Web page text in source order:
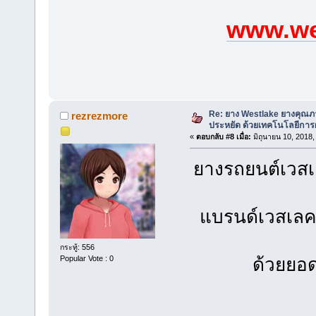
rezrezmore
กระทู้: 556
Popular Vote : 0
Re: ยาง Westlake ยางคุณ
ประหยัด ด้วยเทคโนโลยีกา
« ตอบกลับ #8 เมื่อ: มิถุนายน 10, 2018,
ยางรถยนต์เว
แบรนด์เวสเ
ด้วยยอ